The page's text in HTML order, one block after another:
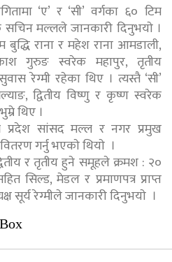
‘ए’ र ‘सी’ वर्गका ६० टिम
मल्लले जानकारी दिनुभयाे ।
बुद्धि राना र महेश राना आमडाली,
गुरुङ स्वरेक महापुर, तृतीय
रेग्मी रहेका थिए । त्यस्तै ‘सी’
द्वितीय विष्णु र कृष्ण स्वरेक
थिए ।
प्रदेश सांसद मल्ल र नगर प्रमुख
गर्नु भएकाे थियाे ।
र तृतीय हुने समूहले क्रमश : २०
सिल्ड, मेडल र प्रमाणपत्र प्राप्त
सूर्य रेग्मीले जानकारी दिनुभयाे ।